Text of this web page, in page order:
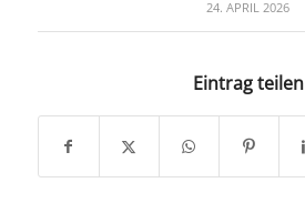
24. APRIL 2026
Eintrag teilen